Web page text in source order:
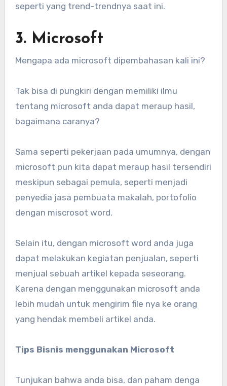
seperti yang trend-trendnya saat ini.
3. Microsoft
Mengapa ada microsoft dipembahasan kali ini?
Tak bisa di pungkiri dengan memiliki ilmu
tentang microsoft anda dapat meraup hasil,
bagaimana caranya?
Sama seperti pekerjaan pada umumnya, dengan
microsoft pun kita dapat meraup hasil tersendiri
meskipun sebagai pemula, seperti menjadi
penyedia jasa pembuata makalah, portofolio
dengan miscrosot word.
Selain itu, dengan microsoft word anda juga
dapat melakukan kegiatan penjualan, seperti
menjual sebuah artikel kepada seseorang.
Karena dengan menggunakan microsoft anda
lebih mudah untuk mengirim file nya ke orang
yang hendak membeli artikel anda.
Tips Bisnis menggunakan Microsoft
Tunjukan bahwa anda bisa, dan paham denga